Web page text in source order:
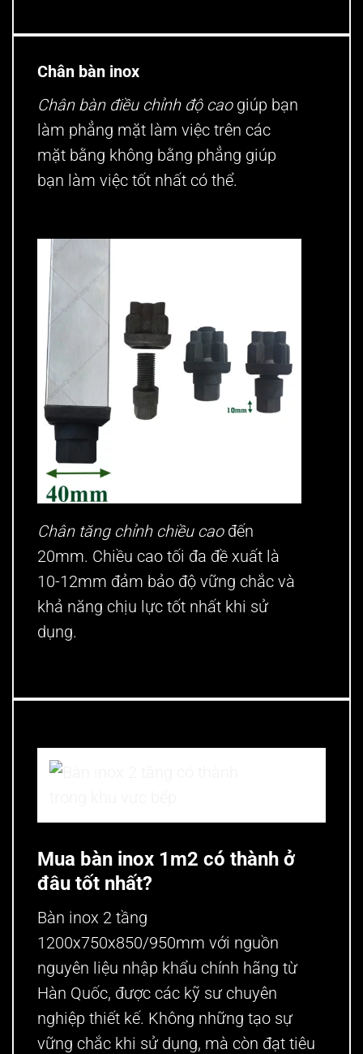
Chân bàn inox
Chân bàn điều chỉnh độ caogiúp bạn
làm phẳng mặt làm việc trên các
mặt bằng không bằng phẳng giúp
bạn làm việc tốt nhất có thể.
Chân tăng chỉnh chiều caođến
20mm. Chiều cao tối đa đề xuất là
10-12mm đảm bảo độ vững chắc và
khả năng chịu lực tốt nhất khi sử
dụng.
Bàn inox 2 tầng có thành trong khu
Mua bàn inox 1m2 có thành ở
đâu tốt nhất?
Bàn inox 2 tầng
1200x750x850/950mm với nguồn
nguyên liệu nhập khẩu chính hãng từ
Hàn Quốc, được các kỹ sư chuyên
nghiệp thiết kế. Không những tạo sự
vững chắc khi sử dụng, mà còn đạt tiêu